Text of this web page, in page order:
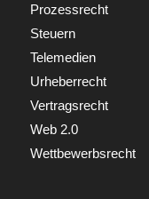
Prozessrecht
Steuern
Telemedien
Urheberrecht
Vertragsrecht
Web 2.0
Wettbewerbsrecht